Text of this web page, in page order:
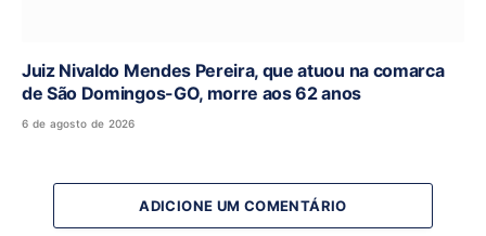
Juiz Nivaldo Mendes Pereira, que atuou na comarca
de São Domingos-GO, morre aos 62 anos
6 de agosto de 2026
ADICIONE UM COMENTÁRIO